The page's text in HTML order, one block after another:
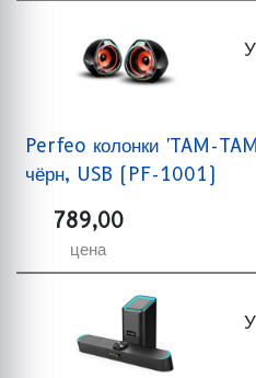
Perfeo колонки 'TAM-
чёрн, USB (PF-1001)
789,00
цена